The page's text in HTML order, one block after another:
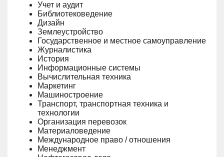
Учет и аудит
Библиотековедение
Дизайн
Землеустройство
Государственное и местное самоуправление
Журналистика
История
Информационные системы
Вычислительная техника
Маркетинг
Машиностроение
Транспорт, транспортная техника и
технологии
Организация перевозок
Материаловедение
Международное право / отношения
Менеджмент